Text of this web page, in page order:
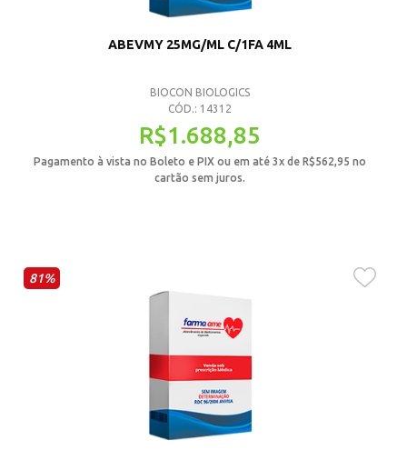
ABEVMY 25MG/ML C/1FA 4ML
BIOCON BIOLOGICS
CÓD.: 14312
R$1.688,85
Pagamento à vista no Boleto e PIX ou em até 3x de R$562,95 no
cartão sem juros.
81%